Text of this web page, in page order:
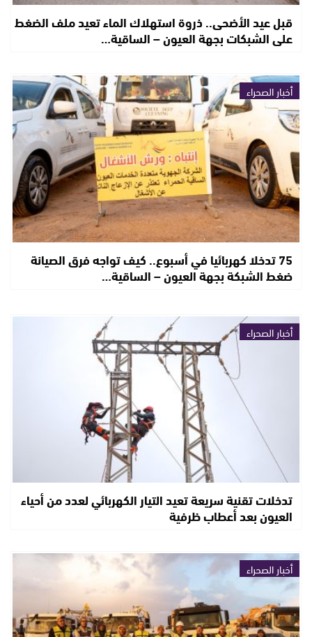
قبل عيد الأضحى.. ذروة استهلاك الماء تعيد ملف الضغط
على الشبكات بجهة العيون – الساقية…
أخبار الصحراء
75 تدخلا كهربائيا في أسبوع.. كيف تواجه فرق الصيانة
ضغط الشبكة بجهة العيون – الساقية…
أخبار الصحراء
تدخلات تقنية سريعة تعيد التيار الكهربائي لعدد من أحياء
العيون بعد أعطاب ظرفية
أخبار الصحراء